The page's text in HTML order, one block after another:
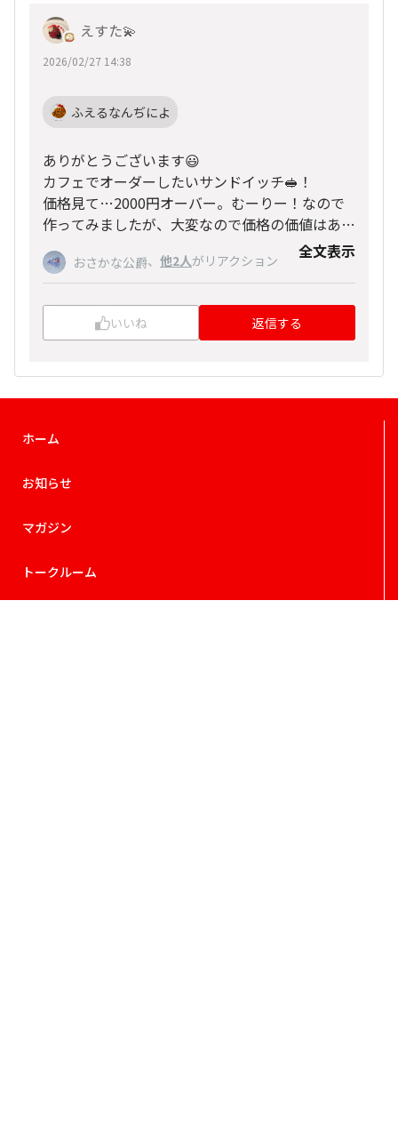
えすた💫
2026/02/27 14:38
ふえるなんぢによ
ありがとうございます😃
カフェでオーダーしたいサンドイッチ🥪！
価格見て…2000円オーバー。むーりー！なので
作ってみましたが、大変なので価格の価値はある
かも😂
おさかな公爵、 他2人がリアクション 全文表示
いいね 返信する
ホーム
お知らせ
マガジン
トークルーム